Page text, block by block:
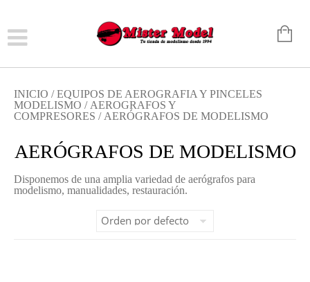
INICIO /EQUIPOS DE AEROGRAFIA Y PINCELES
MODELISMO / AEROGRAFOS Y
COMPRESORES / AERÓGRAFOS DE MODELISMO
AERÓGRAFOS DE MODELISMO
Disponemos de una amplia variedad de aerógrafos para
modelismo, manualidades, restauración.